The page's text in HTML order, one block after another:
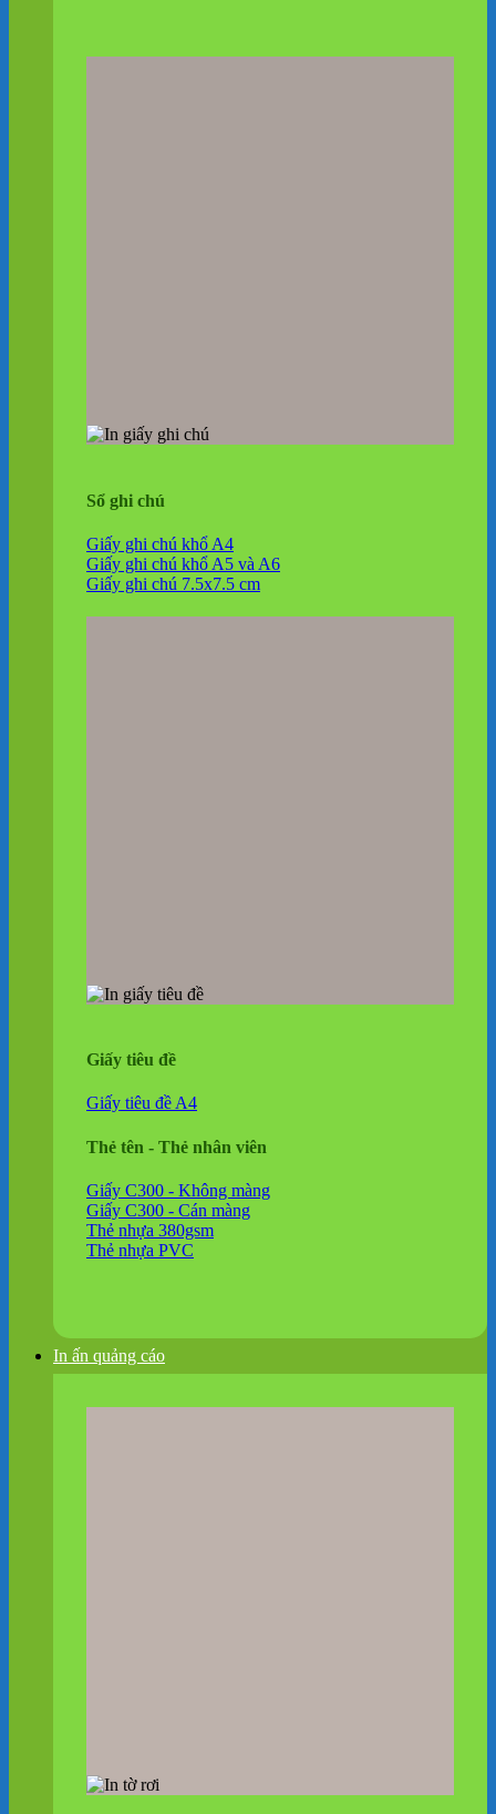
Sổ ghi chú
Giấy ghi chú khổ A4
Giấy ghi chú khổ A5 và A6
Giấy ghi chú 7.5x7.5 cm
Giấy tiêu đề
Giấy tiêu đề A4
Thẻ tên - Thẻ nhân viên
Giấy C300 - Không màng
Giấy C300 - Cán màng
Thẻ nhựa 380gsm
Thẻ nhựa PVC
In ấn quảng cáo